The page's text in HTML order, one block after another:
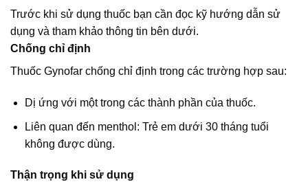
Trước khi sử dụng thuốc bạn cần đọc kỹ hướng dẫn sử
dụng và tham khảo thông tin bên dưới.
Chống chỉ định
Thuốc Gynofar chống chỉ định trong các trường hợp sau:
Dị ứng với một trong các thành phần của thuốc.
Liên quan đến menthol: Trẻ em dưới 30 tháng tuổi
không được dùng.
Thận trọng khi sử dụng